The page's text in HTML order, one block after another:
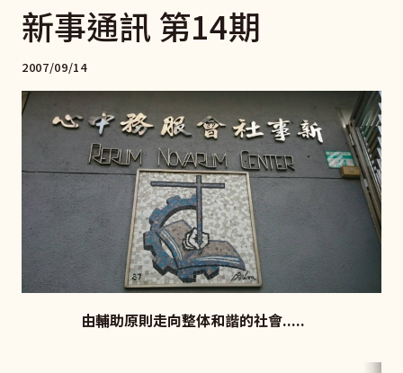
新事通訊 第14期
2007/09/14
由輔助原則走向整体和諧的社會.....